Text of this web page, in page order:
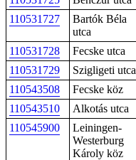
110531727
Bartók Béla
utca
110531728 Fecske utca
110531729
Szigligeti utca
110543508
Fecske köz
110543510
Alkotás utca
110545900
Leiningen-
Westerburg
Károly köz